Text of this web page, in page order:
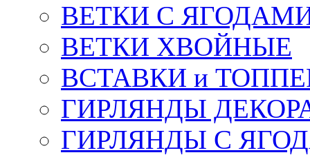
ВЕТКИ С
ВЕТКИ ХВОЙНЫЕ
ВСТАВКИ и
ГИРЛЯНДЫ
ГИРЛЯНДЫ С